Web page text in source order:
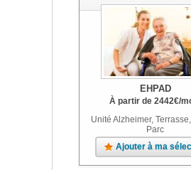
EHPAD
À partir de 2442€/
Unité Alzheimer,
Parc
Ajouter à ma